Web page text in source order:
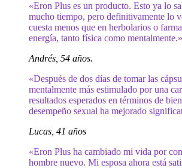
«Eron Plus es un producto. Esto ya lo
mucho tiempo, pero definitivamente lo
cuesta menos que en herbolarios o
energía, tanto física como mentalmente.»
Andrés, 54 años.
«Después de dos días de tomar las
mentalmente más estimulado por una
resultados esperados en términos de
desempeño sexual ha mejorado
Lucas, 41 años
«Eron Plus ha cambiado mi vida por
hombre nuevo. Mi esposa ahora está